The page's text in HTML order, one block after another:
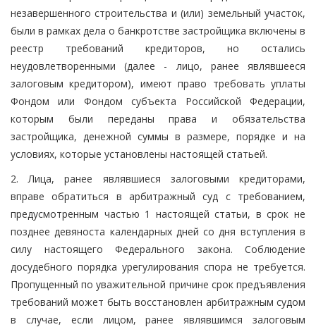
незавершенного строительства и (или) земельный участок,
были в рамках дела о банкротстве застройщика включены в
реестр требований кредиторов, но остались
неудовлетворенными (далее - лицо, ранее являвшееся
залоговым кредитором), имеют право требовать уплаты
Фондом или Фондом субъекта Российской Федерации,
которым были переданы права и обязательства
застройщика, денежной суммы в размере, порядке и на
условиях, которые установлены настоящей статьей.
2. Лица, ранее являвшиеся залоговыми кредиторами,
вправе обратиться в арбитражный суд с требованием,
предусмотренным частью 1 настоящей статьи, в срок не
позднее девяноста календарных дней со дня вступления в
силу настоящего Федерального закона. Соблюдение
досудебного порядка урегулирования спора не требуется.
Пропущенный по уважительной причине срок предъявления
требований может быть восстановлен арбитражным судом
в случае, если лицом, ранее являвшимся залоговым